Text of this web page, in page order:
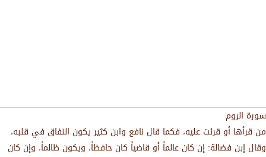
سورة الروم
من قرأها أو قرئت عليه، فكما قال نافع وابن كثير يكون النفاق في قلبه،
وقال إبن فضالة: إن كان عالماً أو قاضياً كان حافظاً، ويكون ظالماً، وإن كان